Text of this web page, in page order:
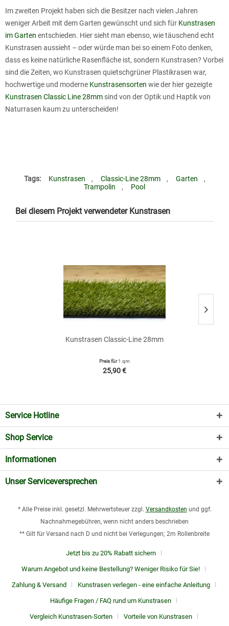
Im zweiten Projekt haben sich die Besitzer nach vielen Jahren
weniger Arbeit mit dem Garten gewünscht und sich für Kunstrasen
im Garten entschieden. Hier sieht man ebenso, wie täuschend echt
Kunstrasen aussieht – oder würde man bei so einem Foto denken,
dass es keine natürliche Rasenfläche ist, sondern Kunstrasen? Vorbei
sind die Zeiten, wo Kunstrasen quietschgrüner Plastikrasen war,
hochwertige und moderne Kunstrasensorten wie der hier gezeigte
Kunstrasen Classic Line 28mm sind von der Optik und Haptik von
Naturrasen kaum zu unterscheiden!
Tags: Kunstrasen , Classic-Line 28mm , Garten
,
Trampolin
, Pool
Bei diesem Projekt verwendeter Kunstrasen
Kunstrasen Classic-Line 28mm
Preis für1 qm
25,90 €
Service Hotline
Shop Service
Informationen
Unser Serviceversprechen
* Alle Preise inkl. gesetzl. Mehrwertsteuer zzgl. Versandkosten und ggf.
Nachnahmegebühren, wenn nicht anders beschrieben
** Gilt für Versand nach D und nicht bei Verlegungen; 2m Rollenbreite
Jetzt bis zu 20% Rabatt sichern
Warum Angebot und keine Bestellung? Weniger Risiko für Sie!
Zahlung & Versand Kunstrasen verlegen - eine einfache Anleitung
Häufige Fragen / FAQ rund um Kunstrasen
Vergleich Kunstrasen-Sorten Vorteile von Kunstrasen